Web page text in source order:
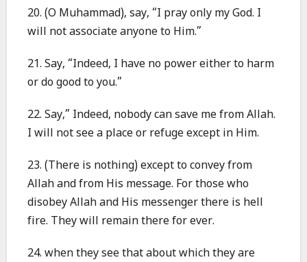
20. (O Muhammad), say, “I pray only my God. I
will not associate anyone to Him.”
21. Say, “Indeed, I have no power either to harm
or do good to you.”
22. Say,” Indeed, nobody can save me from Allah.
I will not see a place or refuge except in Him.
23. (There is nothing) except to convey from
Allah and from His message. For those who
disobey Allah and His messenger there is hell
fire. They will remain there for ever.
24. when they see that about which they are